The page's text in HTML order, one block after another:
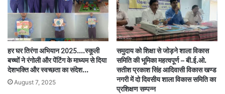
हर घर तिरंगा अभियान 2025….स्कूली
बच्चों ने रंगोली और पेंटिंग के माध्यम से दिया
देशभक्ति और स्वच्छता का संदेश…
August 7, 2025
समुदाय को शिक्षा से जोड़ने शाला विकास
समिति की भूमिका महत्वपूर्ण – बी.ई.ओ.
सतीश प्रकाश सिंह आदिवासी विकास खण्ड
नगरी में दो दिवसीय शाला विकास समिति का
प्रशिक्षण सम्पन्न